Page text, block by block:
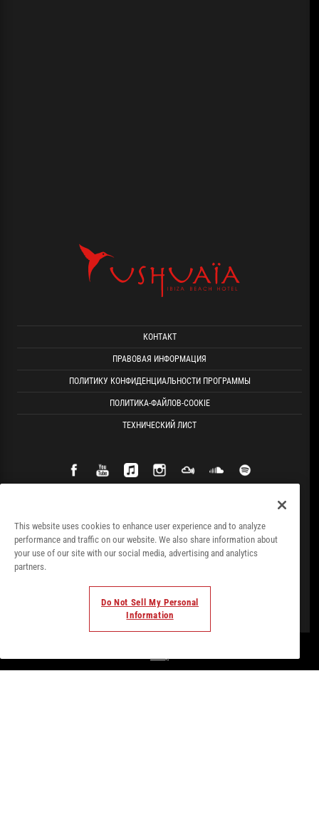
КОНТАКТ
ПРАВОВАЯ ИНФОРМАЦИЯ
ПОЛИТИКУ КОНФИДЕНЦИАЛЬНОСТИ ПРОГРАММЫ
ПОЛИТИКА-ФАЙЛОВ-COOKIE
ТЕХНИЧЕСКИЙ ЛИСТ
This website uses cookies to enhance user experience and to analyze
performance and traffic on our website. We also share information about
your use of our site with our social media, advertising and analytics
partners.
Do Not Sell My Personal
Information